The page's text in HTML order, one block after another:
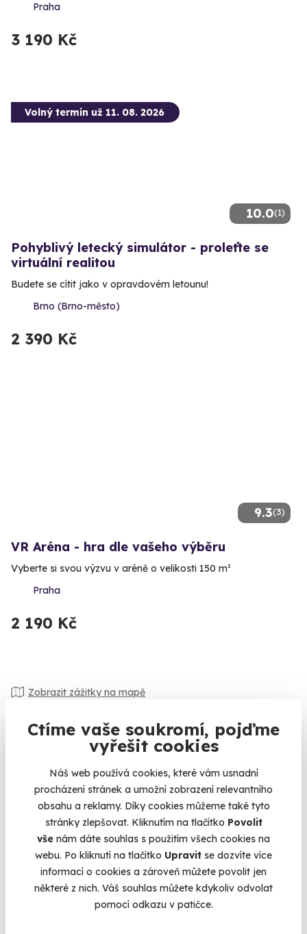
Ctíme vaše soukromí, pojďme
vyřešit cookies
Náš web používá cookies, které vám usnadní
procházení stránek a umožní zobrazení relevantního
obsahu a reklamy. Díky cookies můžeme také tyto
stránky zlepšovat. Kliknutím na tlačítko Povolit
vše nám dáte souhlas s použitím všech cookies na
webu. Po kliknutí na tlačítko Upravit se dozvíte více
informací o cookies a zároveň můžete povolit jen
některé z nich. Váš souhlas můžete kdykoliv odvolat
pomocí odkazu v patičce.
Praha
3 190 Kč
10.0(1)
Volný termín už 11. 08. 2026
Pohyblivý letecký simulátor - proleťte se
virtuální realitou
Budete se cítit jako v opravdovém letounu!
Brno (Brno-město)
2 390 Kč
9.3(3)
VR Aréna - hra dle vašeho výběru
Vyberte si svou výzvu v aréně o velikosti 150 m²
Praha
2 190 Kč
Zobrazit zážitky na mapě
nepřekvapí? My věříme, že ano. Jelikož jsme tyto zážitky
pozvedli na jinou úroveň, na virtuální úroveň! Zážitky ve zcela
vaše obzory. Budete létat nad Evropou druhé světové války,
odvracet katastrofu na vesmírné stanici, jako detektiv
proniknete do mysli zločince. Ve virtuální realitě vás čekají i
závody s drony a spousta dalších zážitků. o kterých se vám
ani nesnilo. Máte se rozhodně na co těšit! :)
Naheureka.czmáme